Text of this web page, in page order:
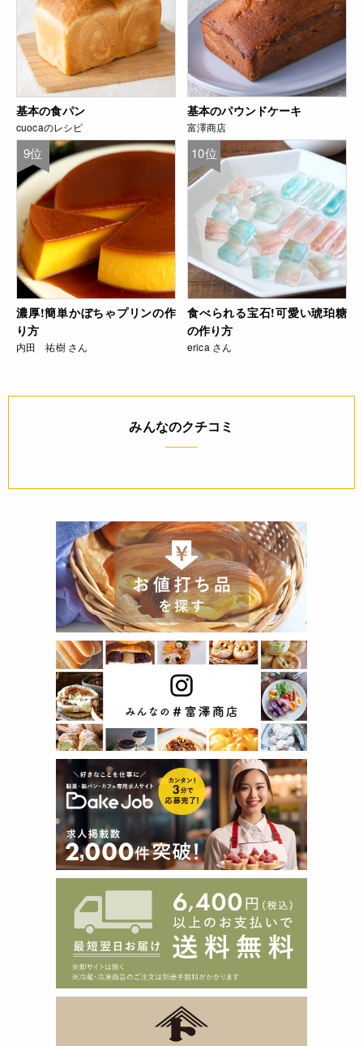
基本の食パン
cuocaのレシピ
基本のパウンドケーキ
富澤商店
9位
濃厚!簡単かぼちゃプリンの作
り方
内田 祐樹 さん
10位
食べられる宝石!可愛い琥珀糖
の作り方
erica さん
みんなのクチコミ